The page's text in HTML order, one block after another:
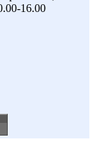
16.00